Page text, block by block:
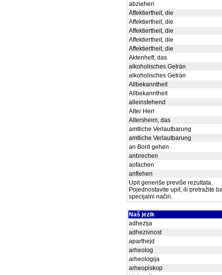
abziehen
Affektiertheit, die
Affektiertheit, die
Affektiertheit, die
Affektiertheit, die
Affektiertheit, die
Aktenheft, das
alkoholisches Geträn
alkoholisches Geträn
Allbekanntheit
Allbekanntheit
alleinstehend
Alter Herr
Altersheim, das
amtliche Verlautbarung
amtliche Verlautbarung
an Bord gehen
anbrechen
anfachen
anflehen
Upit generiše previše rezultata.
Pojednostavite upit, ili pretražite
specijalni način.
Naš jezik
adhezija
adhezivnost
aparthejd
arheolog
arheologija
arheopiskop